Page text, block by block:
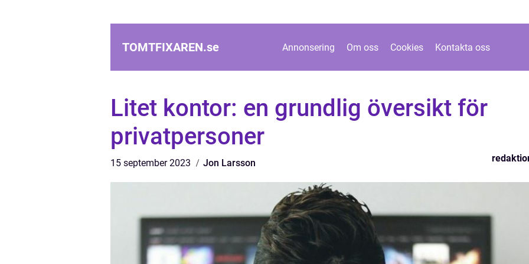
TOMTFIXAREN.se Annonsering Om oss Cookies Kontakta oss
Litet kontor: en grundlig översikt för
privatpersoner
15 september 2023 Jon Larsson